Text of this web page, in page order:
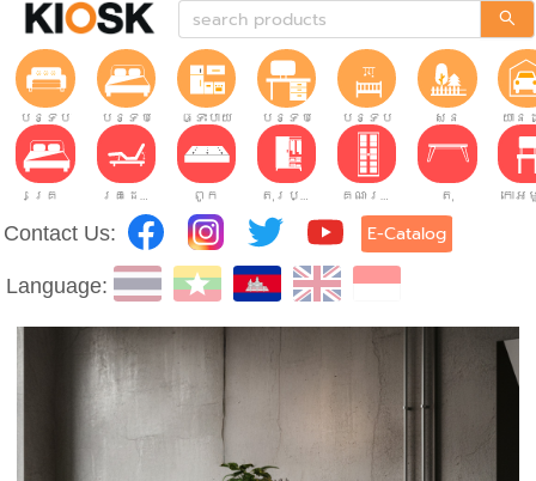
បន្ទប់ទទួលភ្ញៀវ
បន្ទប់គេង ផ្ទះបាយ បន្ទប់ធ្វើការបន្ទប់កុមារ សួន យាន
គ្រែ គ្រែដែលអាចលៃតម្រូវបាន។ ពូក តុរប្យួរខោឤវ គណៈរដ្ឋមន្រ្តី តុ
Contact Us: E-Catalog
Language: